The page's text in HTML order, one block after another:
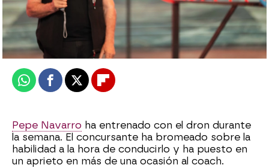
Carmen Pardo
15 de marzo de 2024, 23:59
WhatsappFacebook
X Flipboard
Pepe Navarro ha entrenado con el dron durante
la semana. El concursante ha bromeado sobre la
habilidad a la hora de conducirlo y ha puesto en
un aprieto en más de una ocasión al coach.